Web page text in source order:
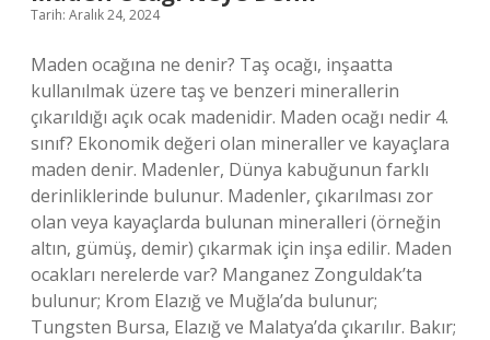
Tarih: Aralık 24, 2024
Maden ocağına ne denir? Taş ocağı, inşaatta
kullanılmak üzere taş ve benzeri minerallerin
çıkarıldığı açık ocak madenidir. Maden ocağı nedir 4.
sınıf? Ekonomik değeri olan mineraller ve kayaçlara
maden denir. Madenler, Dünya kabuğunun farklı
derinliklerinde bulunur. Madenler, çıkarılması zor
olan veya kayaçlarda bulunan mineralleri (örneğin
altın, gümüş, demir) çıkarmak için inşa edilir. Maden
ocakları nerelerde var? Manganez Zonguldak’ta
bulunur; Krom Elazığ ve Muğla’da bulunur;
Tungsten Bursa, Elazığ ve Malatya’da çıkarılır. Bakır;